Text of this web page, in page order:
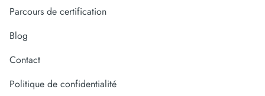
Parcours de certification
Blog
Contact
Politique de confidentialité